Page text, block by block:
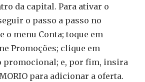
da capital. Para ativar o
o passo a passo no
o menu Conta; toque em
Promoções; clique em
promocional; e, por fim, insira
para adicionar a oferta.